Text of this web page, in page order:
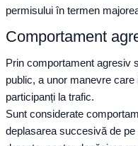
permisului în termen
Comportament
Prin comportament agresiv
public, a unor manevre
participanți la trafic.
Sunt considerate
deplasarea succesivă de